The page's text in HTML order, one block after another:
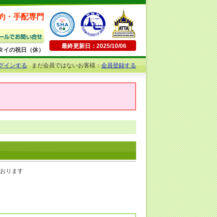
・手配専門
の祝日（休）
最終更新日：2025/10/06
インするまだ会員ではないお客様：会員登録する
ります